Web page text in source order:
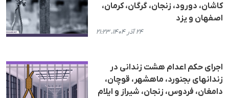
کاشان، دورود، زنجان، گرگان، کرمان،
اصفهان و یزد
۲۴ آذر ۱۴۰۴، ۲۱:۲۳
اجرای حکم اعدام هشت زندانی در
زندانهای بجنورد، ماهشهر، قوچان،
دامغان، فردوس، زنجان، شیراز و ایلام